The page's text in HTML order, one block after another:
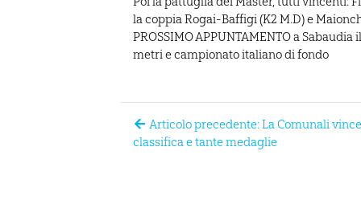
la coppia Rogai-Baffigi (K2 M.D) e
PROSSIMO APPUNTAMENTO a
metri e campionato italiano di fondo
Articolo precedente: La Comunali
classifica e tante medaglie